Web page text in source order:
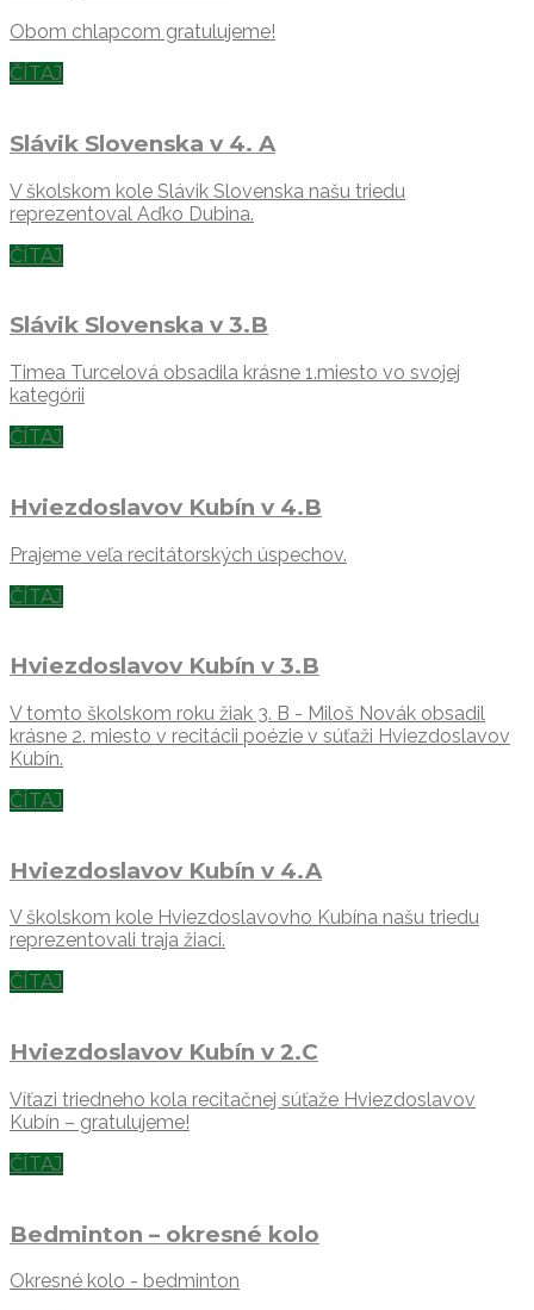
Obom chlapcom gratulujeme!
ČÍTAJ
Slávik Slovenska v 4. A
V školskom kole Slávik Slovenska našu triedu
reprezentoval Aďko Dubina.
ČÍTAJ
Slávik Slovenska v 3.B
Timea Turcelová obsadila krásne 1.miesto vo svojej
kategórii
ČÍTAJ
Hviezdoslavov Kubín v 4.B
Prajeme veľa recitátorských úspechov.
ČÍTAJ
Hviezdoslavov Kubín v 3.B
V tomto školskom roku žiak 3. B - Miloš Novák obsadil
krásne 2. miesto v recitácii poézie v súťaži Hviezdoslavov
Kubín.
ČÍTAJ
Hviezdoslavov Kubín v 4.A
V školskom kole Hviezdoslavovho Kubína našu triedu
reprezentovali traja žiaci.
ČÍTAJ
Hviezdoslavov Kubín v 2.C
Víťazi triedneho kola recitačnej súťaže Hviezdoslavov
Kubín – gratulujeme!
ČÍTAJ
Bedminton – okresné kolo
Okresné kolo - bedminton